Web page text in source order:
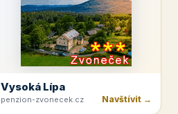
Vysoká Lípa
penzion-zvonecek.cz Navštívit →